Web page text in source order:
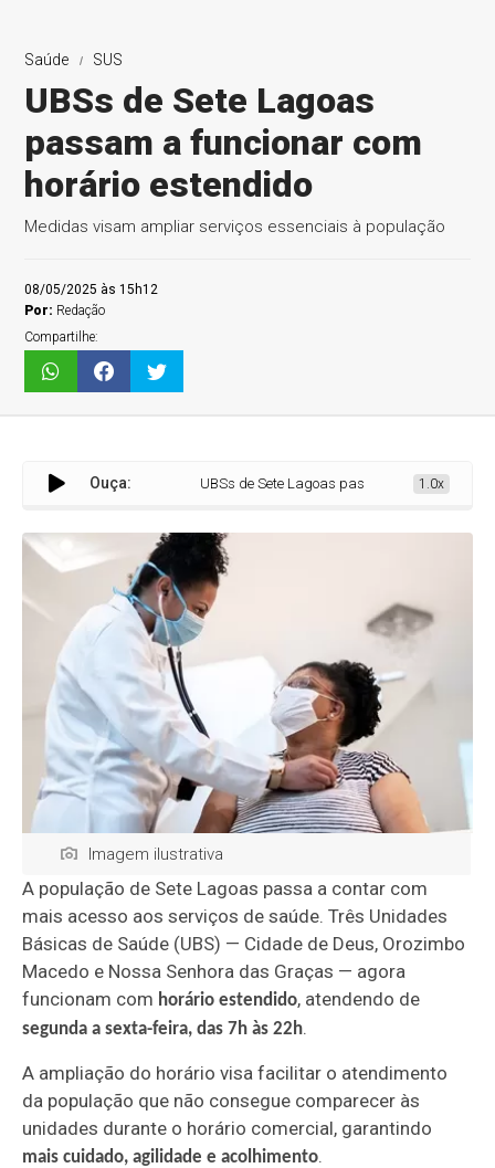
Saúde SUS
UBSs de Sete Lagoas
passam a funcionar com
horário estendido
Medidas visam ampliar serviços essenciais à população
08/05/2025 às 15h12
Por: Redação
Compartilhe:
Ouça: UBSs de Sete Lagoas passam a funcionar com horário
1.0x
Imagem ilustrativa
A população de Sete Lagoas passa a contar com
mais acesso aos serviços de saúde. Três Unidades
Básicas de Saúde (UBS) — Cidade de Deus, Orozimbo
Macedo e Nossa Senhora das Graças — agora
funcionam com horário estendido, atendendo de
segunda a sexta-feira, das 7h às 22h.
A ampliação do horário visa facilitar o atendimento
da população que não consegue comparecer às
unidades durante o horário comercial, garantindo
mais cuidado, agilidade e acolhimento.